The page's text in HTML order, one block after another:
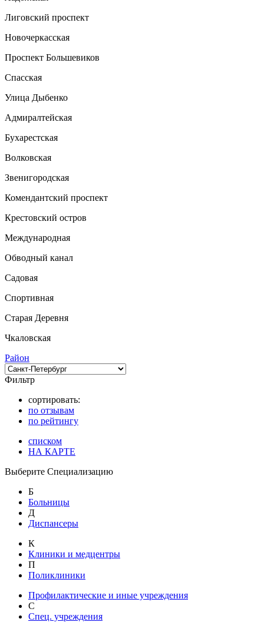
Лиговский проспект
Новочеркасская
Проспект Большевиков
Спасская
Улица Дыбенко
Адмиралтейская
Бухарестская
Волковская
Звенигородская
Комендантский проспект
Крестовский остров
Международная
Обводный канал
Садовая
Спортивная
Старая Деревня
Чкаловская
Район
Фильтр
сортировать:
по отзывам
по рейтингу
списком
НА КАРТЕ
Выберите Специализацию
Б
Больницы
Д
Диспансеры
К
Клиники и медцентры
П
Поликлиники
Профилактические и иные учреждения
С
Спец. учреждения